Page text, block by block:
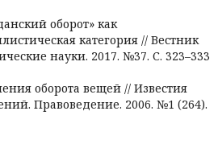
оборот» как
категория // Вестник
науки. 2017. №37. С. 323–333
оборота вещей // Известия
Правоведение. 2006. №1 (264).